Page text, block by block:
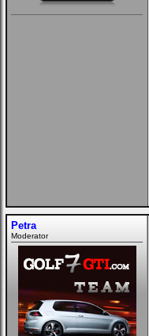
Petra
Moderator